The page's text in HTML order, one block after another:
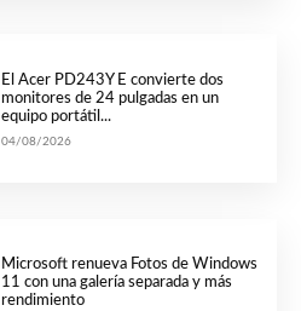
El Acer PD243Y E convierte dos
monitores de 24 pulgadas en un
equipo portátil...
04/08/2026
Microsoft renueva Fotos de Windows
11 con una galería separada y más
rendimiento